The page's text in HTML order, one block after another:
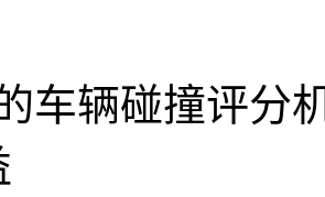
车辆碰撞评分